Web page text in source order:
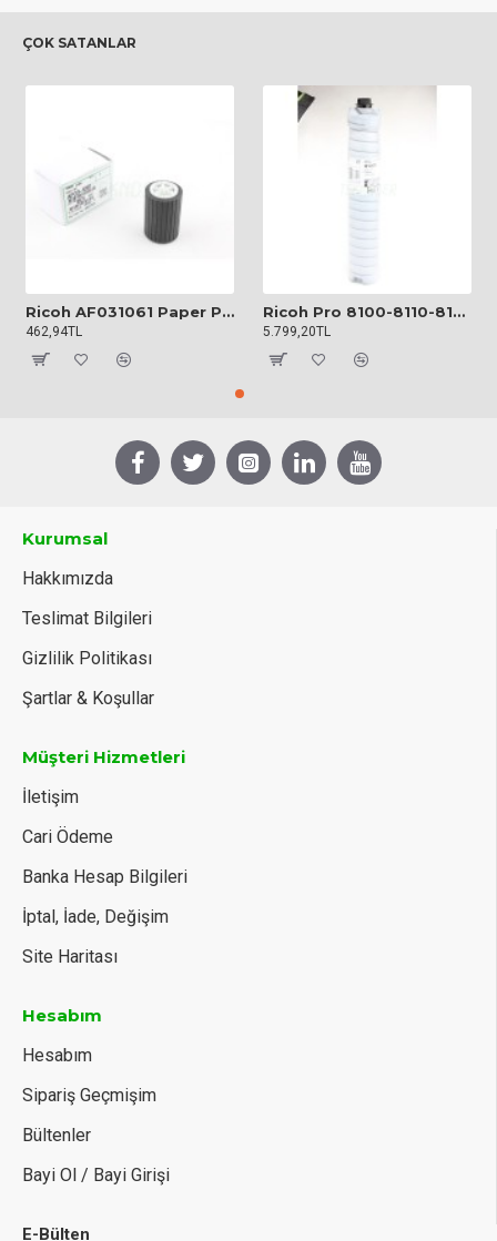
ÇOK SATANLAR
Ricoh AF031061 Paper Pickup Roller
462,94TL
Ricoh Pro 8100-8110-8120 Orijinal Toner
5.799,20TL
Kurumsal
Hakkımızda
Teslimat Bilgileri
Gizlilik Politikası
Şartlar & Koşullar
Müşteri Hizmetleri
İletişim
Cari Ödeme
Banka Hesap Bilgileri
İptal, İade, Değişim
Site Haritası
Hesabım
Hesabım
Sipariş Geçmişim
Bültenler
Bayi Ol / Bayi Girişi
E-Bülten